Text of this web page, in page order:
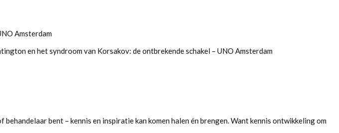
Amsterdam
en het syndroom van Korsakov: de ontbrekende schakel – UNO Amsterdam
bent – kennis en inspiratie kan komen halen én brengen. Want kennis ontwikkeling om